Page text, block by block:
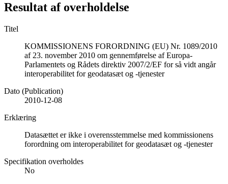
Resultat af overholdelse
Titel
KOMMISSIONENS FORORDNING (EU) Nr. 1089/2010
af 23. november 2010 om gennemførelse af Europa-
Parlamentets og Rådets direktiv 2007/2/EF for så vidt angår
interoperabilitet for geodatasæt og -tjenester
Dato (Publication)
2010-12-08
Erklæring
Datasættet er ikke i overensstemmelse med kommissionens
forordning om interoperabilitet for geodatasæt og -tjenester
Specifikation overholdes
No